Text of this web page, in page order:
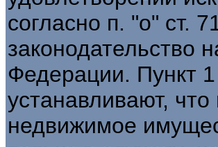
согласно п. "о" ст.
законодательство
Федерации. Пункт
устанавливают,
недвижимое